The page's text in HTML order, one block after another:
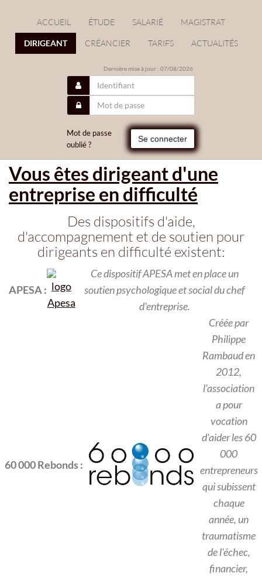
ACCUEIL ÉTUDE SALARIÉ MAGISTRAT
DIRIGEANT CRÉANCIER TARIFS ACTUALITÉS
Dernière mise à jour : 07/08/2026
Mot de passe
oublié ?
Se connecter
Vous êtes dirigeant d'une
entreprise en difficulté
Des dispositifs d'aide,
d'accompagnement et de soutien pour
dirigeants en difficulté existent:
APESA :
Ce dispositif APESA met en place un
soutien psychologique et social du chef
d'entreprise.
60 000 Rebonds :
Créée par
Philippe
Rambaud en
2012,
l'association
a pour
vocation
d'aider les 60
000
entrepreneurs
qui subissent
chaque
année, un
traumatisme
de l'échec,
financier,